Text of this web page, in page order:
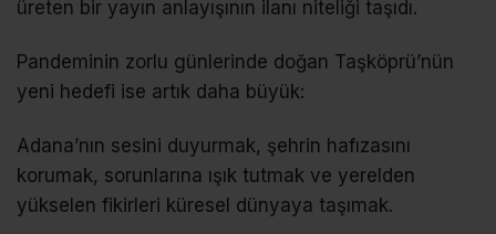
üreten bir yayın anlayışının ilanı niteliği taşıdı.
Pandeminin zorlu günlerinde doğan Taşköprü’nün
yeni hedefi ise artık daha büyük:
Adana’nın sesini duyurmak, şehrin hafızasını
korumak, sorunlarına ışık tutmak ve yerelden
yükselen fikirleri küresel dünyaya taşımak.